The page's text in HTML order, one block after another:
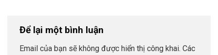
Để lại một bình luận
Email của bạn sẽ không được hiển thị công khai. Các